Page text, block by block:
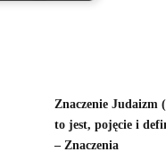
Znaczenie Judaizm
to jest, pojęcie i
– Znaczenia